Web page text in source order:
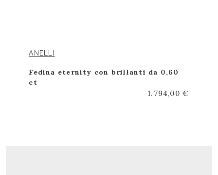
ANELLI
Fedina eternity con brillanti da 0,60
ct
1.794,00 €